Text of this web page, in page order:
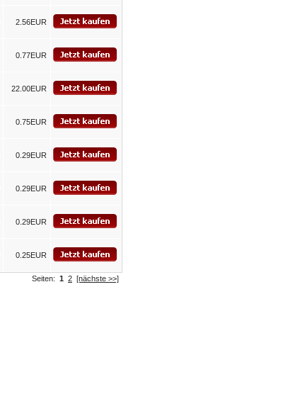
2.56EUR
0.77EUR
22.00EUR
0.75EUR
0.29EUR
0.29EUR
0.29EUR
0.25EUR
Seiten: 1 2 [nächste >>]